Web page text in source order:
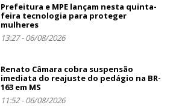
Prefeitura e MPE lançam nesta quinta-
feira tecnologia para proteger
mulheres
13:27 - 06/08/2026
Renato Câmara cobra suspensão
imediata do reajuste do pedágio na BR-
163 em MS
11:52 - 06/08/2026